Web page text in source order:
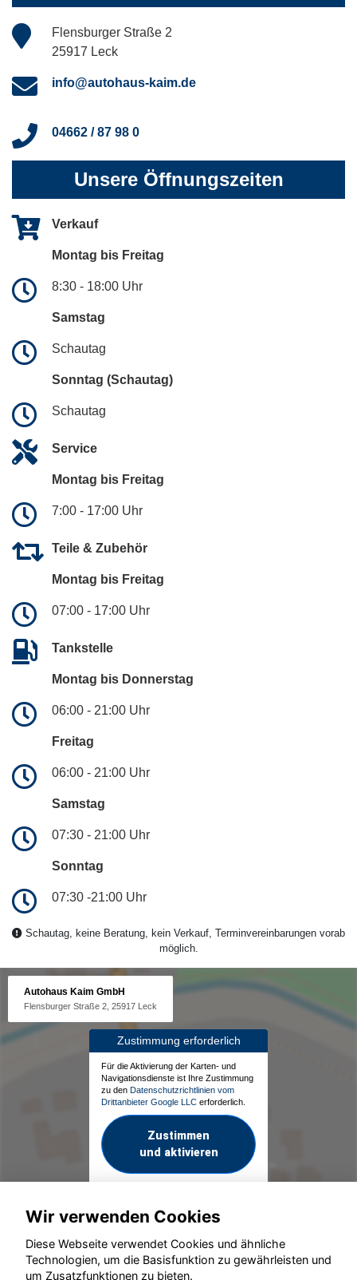
Flensburger Straße 2
25917 Leck
info@autohaus-kaim.de
04662 / 87 98 0
Unsere Öffnungszeiten
Verkauf
Montag bis Freitag
8:30 - 18:00 Uhr
Samstag
Schautag
Sonntag (Schautag)
Schautag
Service
Montag bis Freitag
7:00 - 17:00 Uhr
Teile & Zubehör
Montag bis Freitag
07:00 - 17:00 Uhr
Tankstelle
Montag bis Donnerstag
06:00 - 21:00 Uhr
Freitag
06:00 - 21:00 Uhr
Samstag
07:30 - 21:00 Uhr
Sonntag
07:30 -21:00 Uhr
Schautag, keine Beratung, kein Verkauf, Terminvereinbarungen vorab
möglich.
Autohaus Kaim GmbH
Flensburger Straße 2, 25917 Leck
Zustimmung erforderlich
Für die Aktivierung der Karten- und
Navigationsdienste ist Ihre Zustimmung
zu den Datenschutzrichtlinien vom
Drittanbieter Google LLC erforderlich.
Zustimmen
und aktivieren
© konjunkturmotor.de GmbH 2020 - 2026
Wir verwenden Cookies
Diese Webseite verwendet Cookies und ähnliche
Technologien, um die Basisfunktion zu gewährleisten und
um Zusatzfunktionen zu bieten.